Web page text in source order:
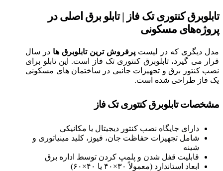
تابلوبرق کنتوری تک فاز | تابلو برق اصلی در
پروژه‌های مسکونی
مدل دیگری که در لیست پرفروش‌ ترین تابلوبرق‌ ها در سال
قرار می‌ گیرد، تابلوبرق کنتوری تک فاز است. این تابلو برای
نصب کنتور برق و تجهیزات جانبی در ساختمان‌ های مسکونی
یک‌ فاز طراحی شده است.
مشخصات تابلوبرق کنتوری تک فاز
دارای جایگاه نصب کنتور دیجیتال یا مکانیکی
شامل تجهیزات حفاظت جان، فیوز، کلید مینیاتوری و
شینه
قابلیت قفل شدن و پلمپ کردن توسط اداره برق
ابعاد استاندارد (معمولاً ۳۰×۴۰ یا ۴۰×۶۰)